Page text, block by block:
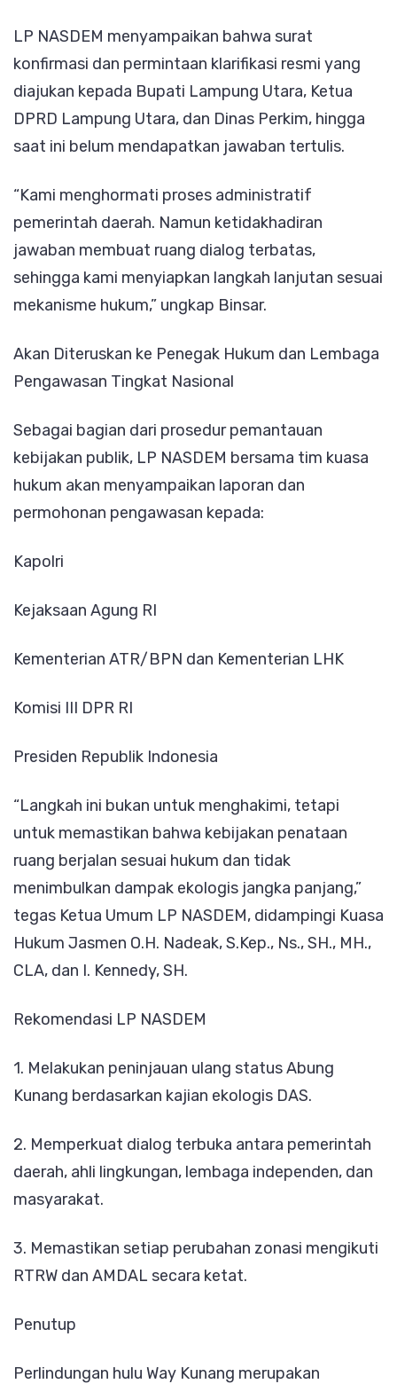
LP NASDEM menyampaikan bahwa surat
konfirmasi dan permintaan klarifikasi resmi yang
diajukan kepada Bupati Lampung Utara, Ketua
DPRD Lampung Utara, dan Dinas Perkim, hingga
saat ini belum mendapatkan jawaban tertulis.
“Kami menghormati proses administratif
pemerintah daerah. Namun ketidakhadiran
jawaban membuat ruang dialog terbatas,
sehingga kami menyiapkan langkah lanjutan sesuai
mekanisme hukum,” ungkap Binsar.
Akan Diteruskan ke Penegak Hukum dan Lembaga
Pengawasan Tingkat Nasional
Sebagai bagian dari prosedur pemantauan
kebijakan publik, LP NASDEM bersama tim kuasa
hukum akan menyampaikan laporan dan
permohonan pengawasan kepada:
Kapolri
Kejaksaan Agung RI
Kementerian ATR/BPN dan Kementerian LHK
Komisi III DPR RI
Presiden Republik Indonesia
“Langkah ini bukan untuk menghakimi, tetapi
untuk memastikan bahwa kebijakan penataan
ruang berjalan sesuai hukum dan tidak
menimbulkan dampak ekologis jangka panjang,”
tegas Ketua Umum LP NASDEM, didampingi Kuasa
Hukum Jasmen O.H. Nadeak, S.Kep., Ns., SH., MH.,
CLA, dan I. Kennedy, SH.
Rekomendasi LP NASDEM
1. Melakukan peninjauan ulang status Abung
Kunang berdasarkan kajian ekologis DAS.
2. Memperkuat dialog terbuka antara pemerintah
daerah, ahli lingkungan, lembaga independen, dan
masyarakat.
3. Memastikan setiap perubahan zonasi mengikuti
RTRW dan AMDAL secara ketat.
Penutup
Perlindungan hulu Way Kunang merupakan